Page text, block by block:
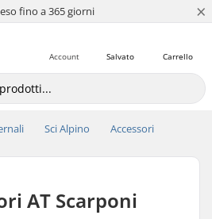
fino a 365 giorni
4.8 di 5 ×
Carrello
Salvato
Account
Sci Alpino
Accessori
AT Scarponi